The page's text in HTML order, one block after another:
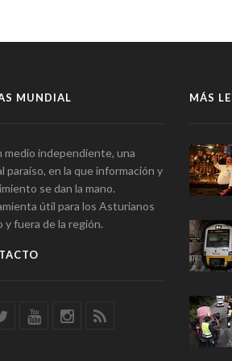
MUNDIAL
medio independiente, una
paraíso, en la que información y
se dan la mano.
útil para los Asturianos
y fuera de la región.
MÁS